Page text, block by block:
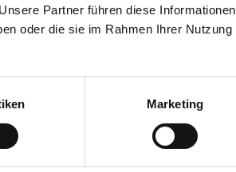
Partner führen diese Informationen
oder die sie im Rahmen Ihrer Nutzung
Marketing
this